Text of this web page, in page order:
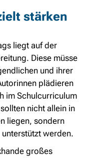
stärken
liegt auf der
Diese müsse
und ihrer
plädieren
im Schulcurriculum
nicht allein in
liegen, sondern
werden.
großes